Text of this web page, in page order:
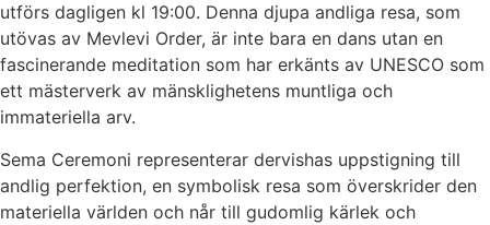
utförs dagligen kl 19:00. Denna djupa andliga resa, som
utövas av Mevlevi Order, är inte bara en dans utan en
fascinerande meditation som har erkänts av UNESCO som
ett mästerverk av mänsklighetens muntliga och
immateriella arv.
Sema Ceremoni representerar dervishas uppstigning till
andlig perfektion, en symbolisk resa som överskrider den
materiella världen och når till gudomlig kärlek och